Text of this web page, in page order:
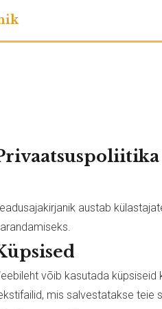
austab
võib kasutada
mis salvestatakse teie